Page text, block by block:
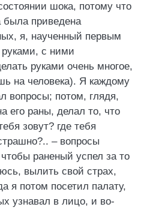
шока, потому что
была приведена
я, наученный первым
с ними
руками очень многое,
на человека). Я каждому
вопросы; потом, глядя,
его раны, делал то, что
зовут? где тебя
– вопросы
раненый успел за то
вылить свой страх,
я потом посетил палату,
узнавал в лицо, и во-